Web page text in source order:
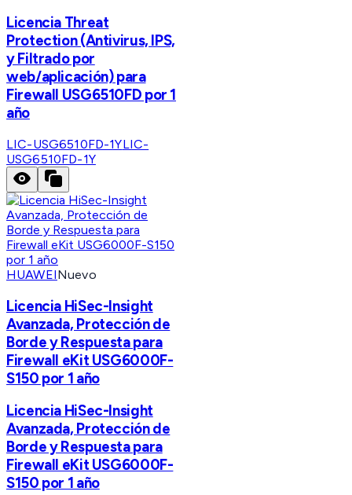
Licencia Threat
Protection (Antivirus, IPS,
y Filtrado por
web/aplicación) para
Firewall USG6510FD por 1
año
LIC-USG6510FD-1YLIC-
USG6510FD-1Y
HUAWEINuevo
Licencia HiSec-Insight
Avanzada, Protección de
Borde y Respuesta para
Firewall eKit USG6000F-
S150 por 1 año
Licencia HiSec-Insight
Avanzada, Protección de
Borde y Respuesta para
Firewall eKit USG6000F-
S150 por 1 año